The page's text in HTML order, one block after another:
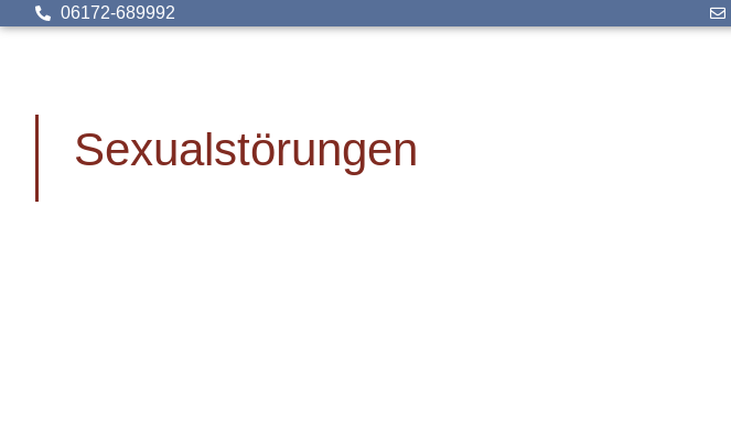
06172-689992
Sexualstörungen